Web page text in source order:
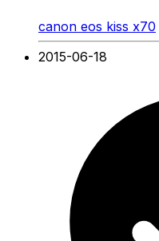
canon eos kiss x70
2015-06-18